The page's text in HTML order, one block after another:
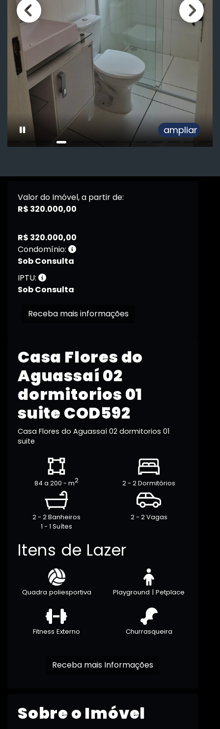
Casa Flores do
Aguassaí 02
dormitorios 01
suite COD592
Casa Flores do Aguassaí 02 dormitorios 01
suite
84 a 200 - m2 2 - 2 Dormitórios
2 - 2 Banheiros
1 - 1 Suítes
2 - 2 Vagas
Itens de Lazer
Quadra poliesportiva Playground | Petplace
Fitness Externo Churrasqueira
Receba mais Informações
Sobre o Imóvel
Valor do Imóvel, a partir de:
R$ 320.000,00
R$ 320.000,00
Condomínio:
Sob Consulta
IPTU:
Sob Consulta
Receba mais informações